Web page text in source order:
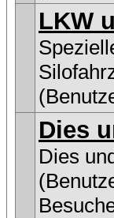
LKW
Dies
Dies